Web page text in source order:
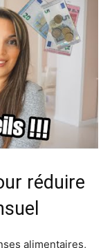
réduire
alimentaires,